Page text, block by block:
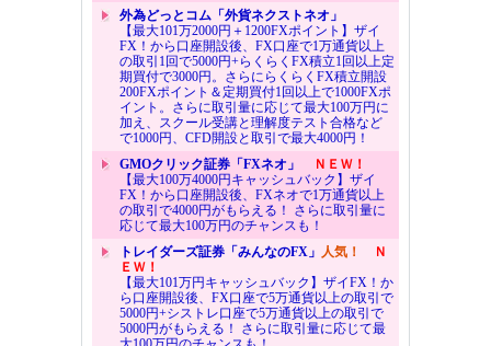
外為どっとコム「外貨ネクストネオ」
【最大101万2000円＋1200FXポイント】ザイ
FX！から口座開設後、FX口座で1万通貨以上
の取引1回で5000円+らくらくFX積立1回以上定
期買付で3000円。さらにらくらくFX積立開設
200FXポイント＆定期買付1回以上で1000FXポ
イント。さらに取引量に応じて最大100万円に
加え、スクール受講と理解度テスト合格など
で1000円、CFD開設と取引で最大4000円！
GMOクリック証券「FXネオ」
ＮＥＷ！
【最大100万4000円キャッシュバック】ザイ
FX！から口座開設後、FXネオで1万通貨以上
の取引で4000円がもらえる！ さらに取引量に
応じて最大100万円のチャンスも！
トレイダーズ証券「みんなのFX」 人気！
Ｎ
ＥＷ！
【最大101万円キャッシュバック】ザイFX！か
ら口座開設後、FX口座で5万通貨以上の取引で
5000円+シストレ口座で5万通貨以上の取引で
5000円がもらえる！ さらに取引量に応じて最